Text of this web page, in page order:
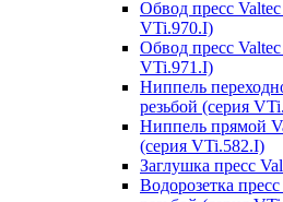
Обвод пресс Valtec
VTi.970.I)
Обвод пресс Valtec
VTi.971.I)
Ниппель
резьбой (серия
Ниппель прямой
(серия VTi.582.I)
Заглушка пресс
Водорозетка